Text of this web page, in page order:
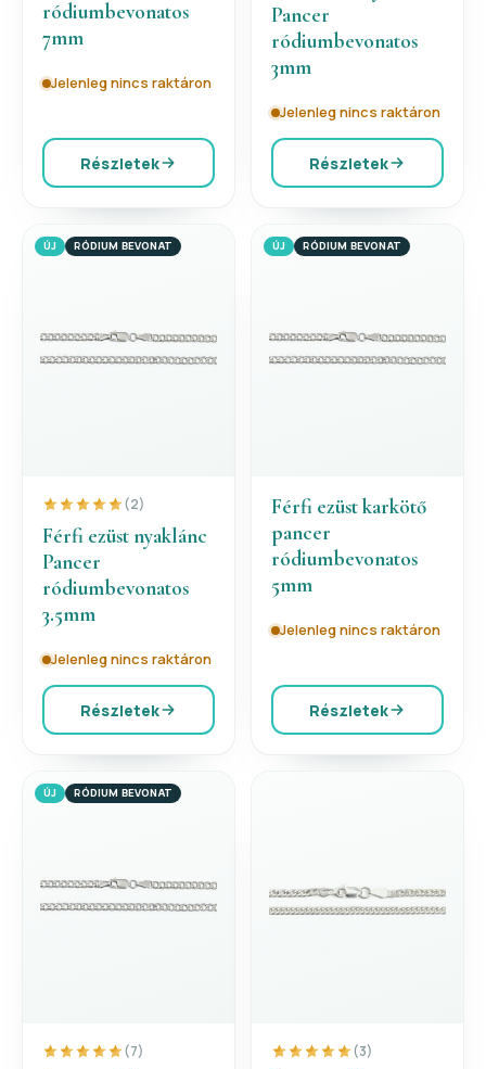
ródiumbevonatos
7mm
Jelenleg nincs raktáron
Részletek
Pancer
ródiumbevonatos
3mm
Jelenleg nincs raktáron
Részletek
ÚJ RÓDIUM BEVONAT
(2)
Férfi ezüst nyaklánc
Pancer
ródiumbevonatos
3.5mm
Jelenleg nincs raktáron
Részletek
ÚJ RÓDIUM BEVONAT
Férfi ezüst karkötő
pancer
ródiumbevonatos
5mm
Jelenleg nincs raktáron
Részletek
ÚJ RÓDIUM BEVONAT
(7) (3)